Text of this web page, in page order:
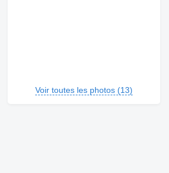
Voir toutes les photos (13)